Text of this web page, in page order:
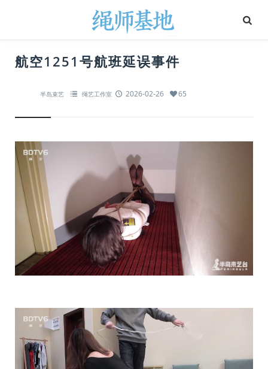
航空1251号航班延误事件
半岛束艺 绳艺工作室 2026-02-26 65